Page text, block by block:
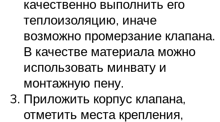
качественно выполнить его
теплоизоляцию, иначе
возможно промерзание клапана.
В качестве материала можно
использовать минвату и
монтажную пену.
Приложить корпус клапана,
отметить места крепления,